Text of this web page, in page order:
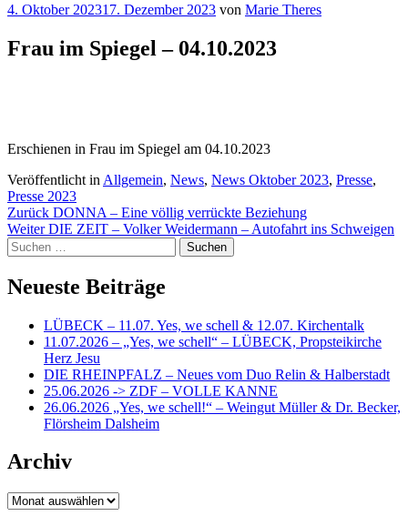
4. Oktober 202317. Dezember 2023 von Marie Theres
Frau im Spiegel – 04.10.2023
Erschienen in Frau im Spiegel am 04.10.2023
Veröffentlicht in Allgemein, News, News Oktober 2023, Presse,
Presse 2023
Beitragsnavigation
Zurück DONNA – Eine völlig verrückte Beziehung
WeiterDIE ZEIT – Volker Weidermann – Autofahrt ins Schweigen
Suchen
nach:
Neueste Beiträge
LÜBECK – 11.07. Yes, we schell & 12.07. Kirchentalk
11.07.2026 – „Yes, we schell“ – LÜBECK, Propsteikirche
Herz Jesu
DIE RHEINPFALZ – Neues vom Duo Relin & Halberstadt
25.06.2026 -> ZDF – VOLLE KANNE
26.06.2026 „Yes, we schell!“ – Weingut Müller & Dr. Becker,
Flörsheim Dalsheim
Archiv
Archiv